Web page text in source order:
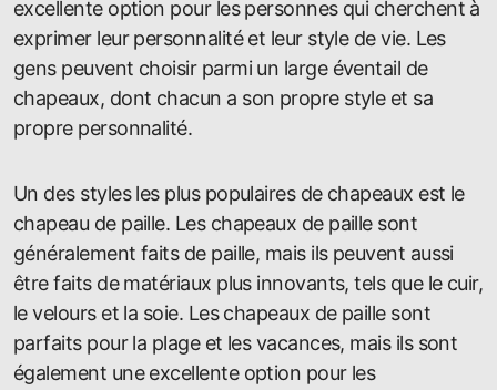
excellente option pour les personnes qui cherchent à
exprimer leur personnalité et leur style de vie. Les
gens peuvent choisir parmi un large éventail de
chapeaux, dont chacun a son propre style et sa
propre personnalité.
Un des styles les plus populaires de chapeaux est le
chapeau de paille. Les chapeaux de paille sont
généralement faits de paille, mais ils peuvent aussi
être faits de matériaux plus innovants, tels que le cuir,
le velours et la soie. Les chapeaux de paille sont
parfaits pour la plage et les vacances, mais ils sont
également une excellente option pour les